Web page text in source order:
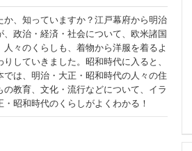
、知っていますか？江戸幕府から明治
政治・経済・社会について、欧米諸国
々のくらしも、着物から洋服を着るよ
していきました。昭和時代に入ると、
は、明治・大正・昭和時代の人々の住
教育、文化・流行などについて、イラ
昭和時代のくらしがよくわかる！